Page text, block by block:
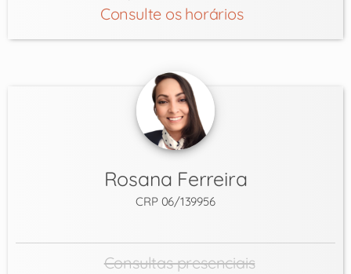
Consulte os horários
Rosana Ferreira
CRP 06/139956
Consultas presenciais